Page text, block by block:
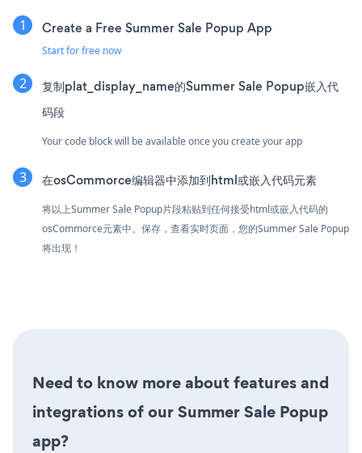
Create a Free Summer Sale Popup App
Start for free now
复制plat_display_name的Summer Sale Popup嵌入代
码段
Your code block will be available once you create your app
在osCommorce编辑器中添加到html或嵌入代码元素
将以上Summer Sale Popup片段粘贴到任何接受html或嵌入代码的
osCommorce元素中。保存，查看实时页面，您的Summer Sale Popup
将出现！
Need to know more about features and
integrations of our Summer Sale Popup
app?